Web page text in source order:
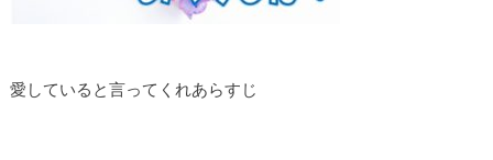
愛していると言ってくれあらすじ